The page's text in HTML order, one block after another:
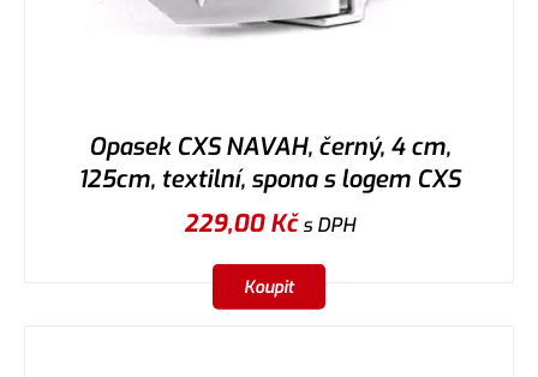
Opasek CXS NAVAH, černý, 4 cm,
125cm, textilní, spona s logem CXS
229,00Kčs DPH
Koupit